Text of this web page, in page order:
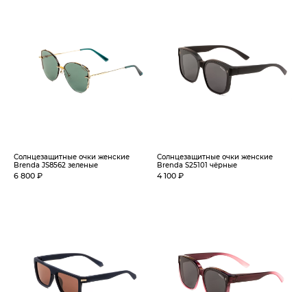
Солнцезащитные очки женские
Brenda JS8562 зеленые
6 800 ₽
Солнцезащитные очки женские
Brenda S25101 чёрные
4 100 ₽